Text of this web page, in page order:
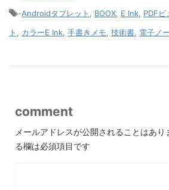
-Androidタブレット BOOX E Ink PDFビ
ト
カラーE Ink 手書きメモ 技術書 電子ノ
comment
メールアドレスが公開されることはあり
る欄は必須項目です